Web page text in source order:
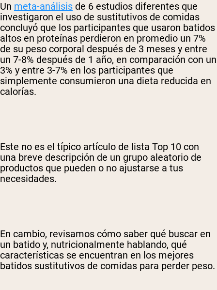
Un meta-análisis de 6 estudios diferentes que
investigaron el uso de sustitutivos de comidas
concluyó que los participantes que usaron batidos
altos en proteínas perdieron en promedio un 7%
de su peso corporal después de 3 meses y entre
un 7-8% después de 1 año, en comparación con un
3% y entre 3-7% en los participantes que
simplemente consumieron una dieta reducida en
calorías.
Este no es el típico artículo de lista Top 10 con
una breve descripción de un grupo aleatorio de
productos que pueden o no ajustarse a tus
necesidades.
En cambio, revisamos cómo saber qué buscar en
un batido y, nutricionalmente hablando, qué
características se encuentran en los mejores
batidos sustitutivos de comidas para perder peso.